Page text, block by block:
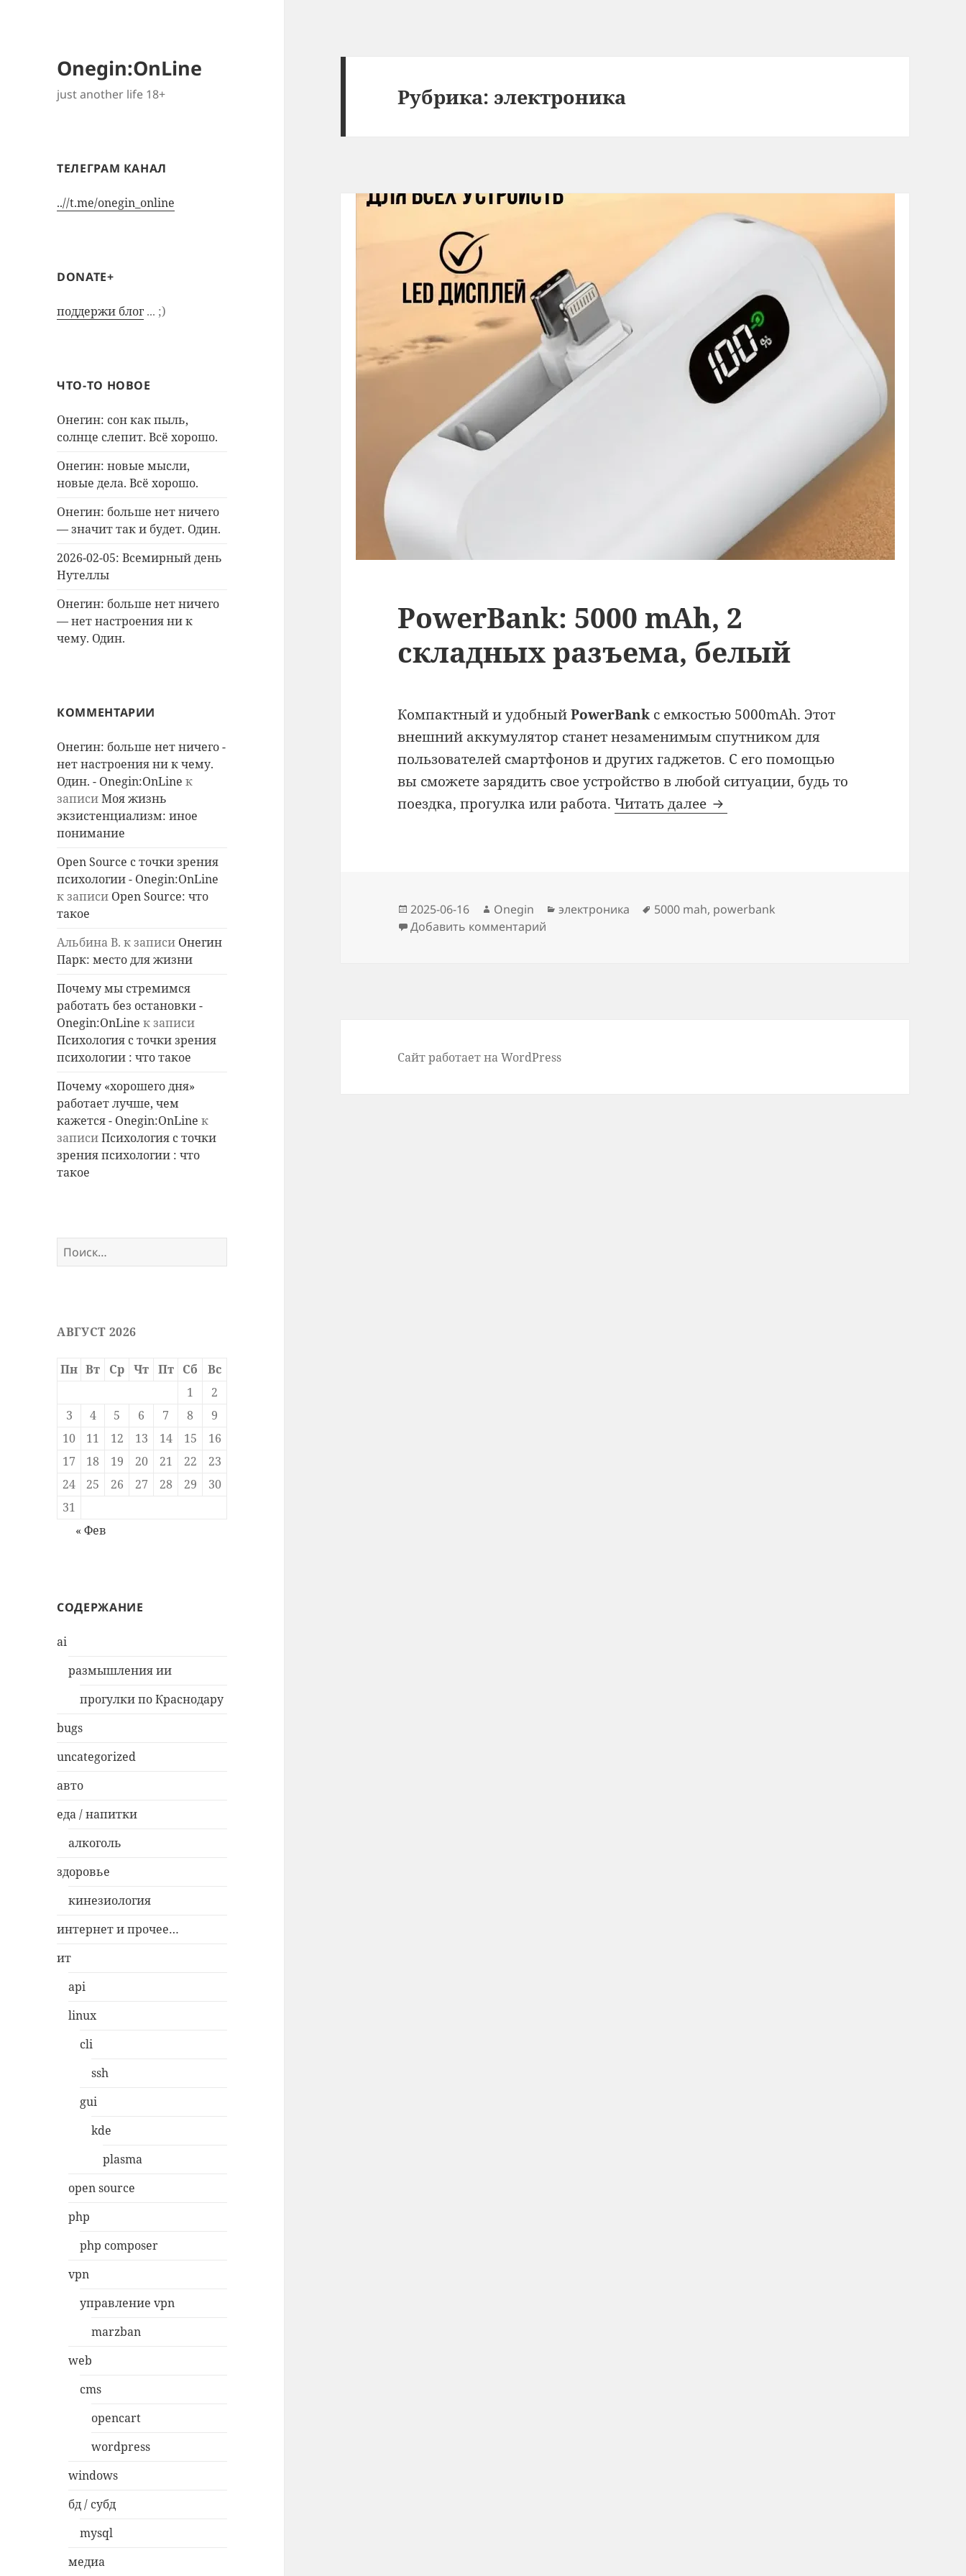
Onegin:OnLine
just another life 18+
ТЕЛЕГРАМ КАНАЛ
..//t.me/onegin_online
DONATE+
поддержи блог ... ;)
ЧТО-ТО НОВОЕ
Онегин: сон как пыль,
солнце слепит. Всё хорошо.
Онегин: новые мысли,
новые дела. Всё хорошо.
Онегин: больше нет ничего
— значит так и будет. Один.
2026-02-05: Всемирный день
Нутеллы
Онегин: больше нет ничего
— нет настроения ни к
чему. Один.
КОММЕНТАРИИ
Онегин: больше нет ничего -
нет настроения ни к чему.
Один. - Onegin:OnLine к
записиМоя жизнь
экзистенциализм: иное
понимание
Open Source с точки зрения
психологии - Onegin:OnLine
к записи Open Source: что
такое
Альбина В. к записи Онегин
Парк: место для жизни
Почему мы стремимся
работать без остановки -
Onegin:OnLine к записи
Психология с точки зрения
психологии : что такое
Почему «хорошего дня»
работает лучше, чем
кажется - Onegin:OnLine к
записиПсихология с точки
зрения психологии : что
такое
Найти:
АВГУСТ 2026
Пн Вт Ср Чт Пт Сб
Вс
1
2
3
4 5 6 7 8
9
10
11 12 13 14 15
16
17
18 19 20 21 22
23
24
25 26 27 28 29
30
31
« Фев
СОДЕРЖАНИЕ
ai
размышления ии
прогулки по Краснодару
bugs
uncategorized
авто
еда / напитки
алкоголь
здоровье
кинезиология
интернет и прочее…
ит
api
linux
cli
ssh
gui
kde
plasma
open source
php
php composer
vpn
управление vpn
marzban
web
cms
opencart
wordpress
windows
бд / субд
mysql
медиа
Рубрика: электроника
PowerBank: 5000 mAh, 2
складных разъема, белый
Компактный и удобныйPowerBank с емкостью 5000mAh. Этот
внешний аккумулятор станет незаменимым спутником для
пользователей смартфонов и других гаджетов. С его помощью
вы сможете зарядить свое устройство в любой ситуации, будь то
поездка, прогулка или работа.Читать далее PowerBank: 5000 mAh, 2 складных
Опубликовано
2025-06-16 Автор
Onegin Рубрики
электроника Метки
5000 mah, powerbank
Добавить комментарий
Сайт работает на WordPress